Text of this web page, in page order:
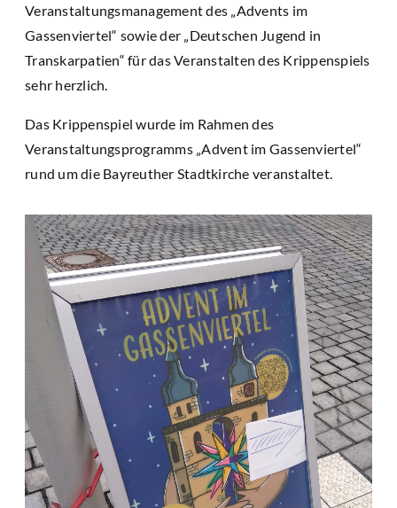
Veranstaltungsmanagement des „Advents im
Gassenviertel“ sowie der „Deutschen Jugend in
Transkarpatien“ für das Veranstalten des Krippenspiels
sehr herzlich.
Das Krippenspiel wurde im Rahmen des
Veranstaltungsprogramms „Advent im Gassenviertel“
rund um die Bayreuther Stadtkirche veranstaltet.